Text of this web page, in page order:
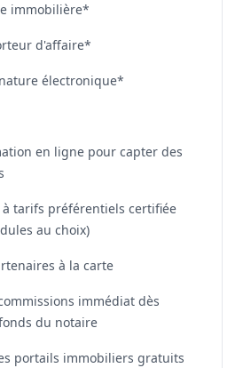
immobilière*
d'affaire*
électronique*
en ligne pour capter des
à tarifs préférentiels certifiée
au choix)
à la carte
immédiat dès
du notaire
portails immobiliers gratuits